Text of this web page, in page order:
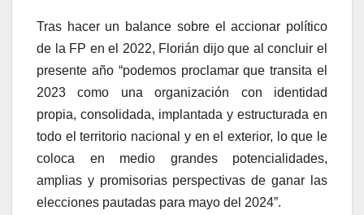
Tras hacer un balance sobre el accionar político
de la FP en el 2022, Florián dijo que al concluir el
presente año “podemos proclamar que transita el
2023 como una organización con identidad
propia, consolidada, implantada y estructurada en
todo el territorio nacional y en el exterior, lo que le
coloca en medio grandes potencialidades,
amplias y promisorias perspectivas de ganar las
elecciones pautadas para mayo del 2024”.